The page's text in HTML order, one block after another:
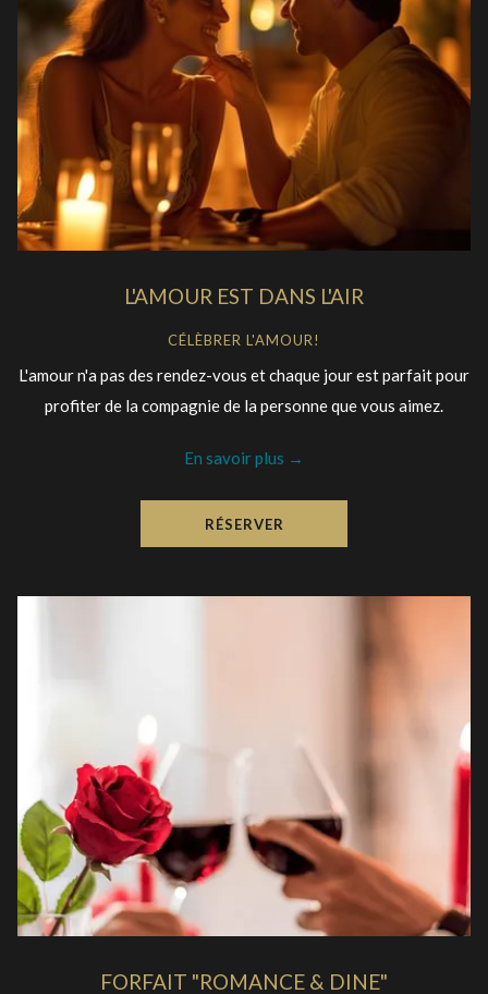
L'AMOUR EST DANS L'AIR
CÉLÈBRER L'AMOUR!
L'amour n'a pas des rendez-vous et chaque jour est parfait pour
profiter de la compagnie de la personne que vous aimez.
En savoir plus
RÉSERVER
FORFAIT "ROMANCE & DINE"